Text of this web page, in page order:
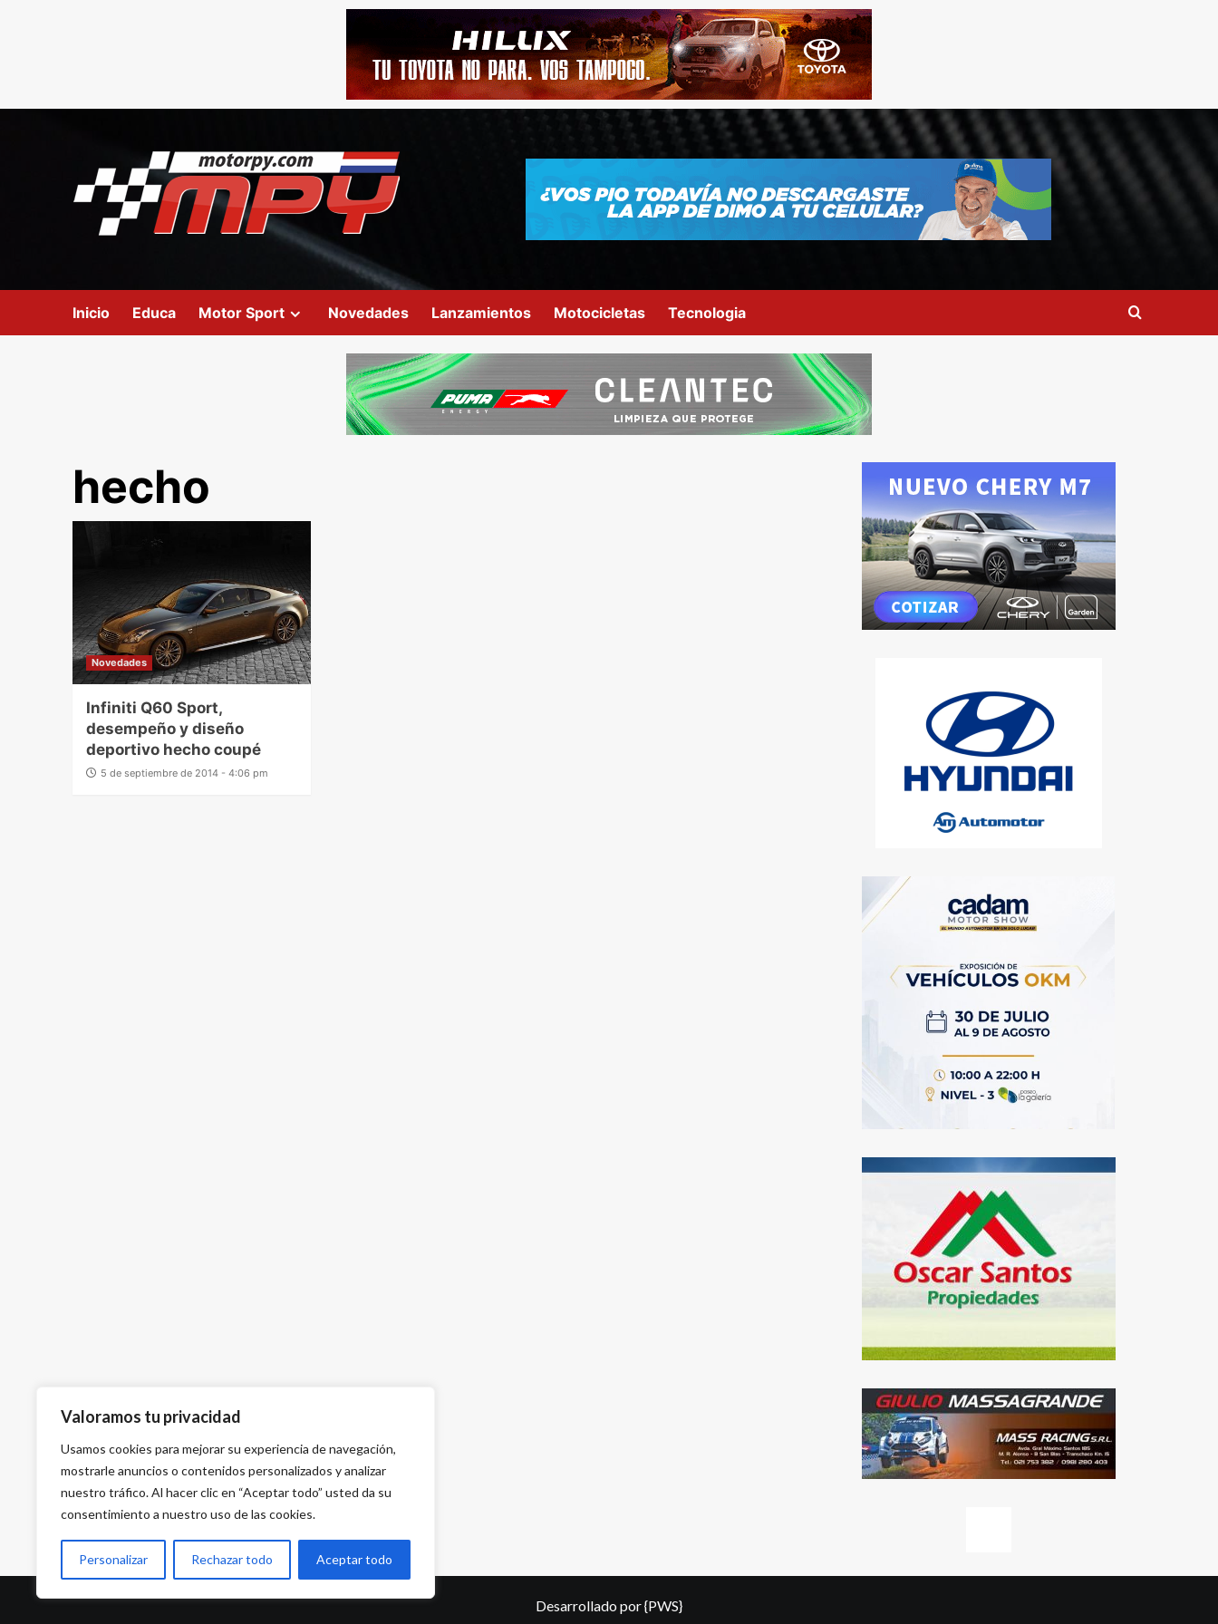
Valoramos tu privacidad
Usamos cookies para mejorar su experiencia de navegación,
mostrarle anuncios o contenidos personalizados y analizar
nuestro tráfico. Al hacer clic en “Aceptar todo” usted da su
consentimiento a nuestro uso de las cookies.
Personalizar Rechazar todo Aceptar todo
Inicio Educa Motor Sport Novedades Lanzamientos Motocicletas Tecnologia
hecho
Novedades
Infiniti Q60 Sport,
desempeño y diseño
deportivo hecho coupé
5 de septiembre de 2014 - 4:06 pm
Desarrollado por{PWS}